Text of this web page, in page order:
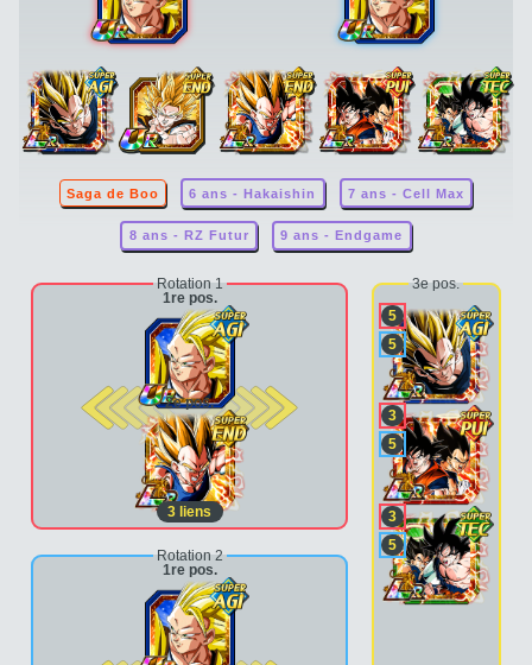
Saga de Boo 6 ans - Hakaishin 7 ans - Cell Max
8 ans - RZ Futur 9 ans - Endgame
Rotation 1
1re pos.
2e pos.
3 liens
Rotation 2
1re pos.
3e pos.
5
5
3
5
3
5